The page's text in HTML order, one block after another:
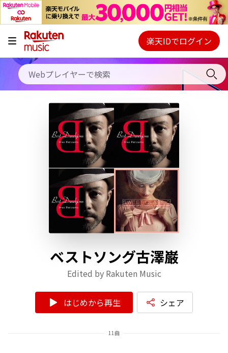
キャンペーン
料金プラン
使い方
初回30日間無料お試し
Webプレイヤー
ご契約内容の確認・変更
楽天IDでログイン
ベストソング古澤巌
Edited by Rakuten Music
はじめから再生 シェア
11曲